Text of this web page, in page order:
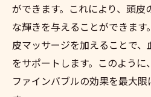
ができます。これにより、頭
な輝きを与えることができま
皮マッサージを加えることで
をサポートします。このよう
ファインバブルの効果を最大